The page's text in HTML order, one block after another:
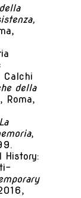
Calchi
della
Roma,
La
,
History: